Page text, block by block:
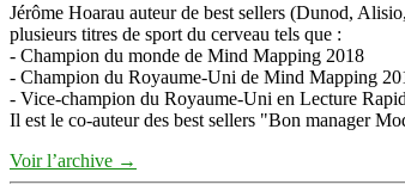
Jérôme Hoarau auteur de best sellers (Dunod,
plusieurs titres de sport du cerveau tels que :
- Champion du monde de Mind Mapping 2018
- Champion du Royaume-Uni de Mind Mapping
- Vice-champion du Royaume-Uni en Lecture
Il est le co-auteur des best sellers "Bon manager
Voir l’archive →